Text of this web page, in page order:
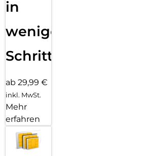
in
wenigen
Schritten
ab 29,99 €
inkl. MwSt.
Mehr
erfahren